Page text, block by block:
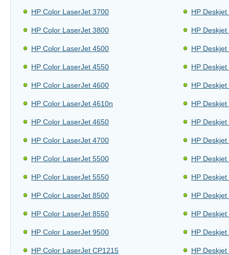
HP Color LaserJet 3700
HP Color LaserJet 3800
HP Color LaserJet 4500
HP Color LaserJet 4550
HP Color LaserJet 4600
HP Color LaserJet 4610n
HP Color LaserJet 4650
HP Color LaserJet 4700
HP Color LaserJet 5500
HP Color LaserJet 5550
HP Color LaserJet 8500
HP Color LaserJet 8550
HP Color LaserJet 9500
HP Color LaserJet CP1215
HP
HP
HP
HP
HP
HP
HP
HP
HP
HP
HP
HP
HP
HP